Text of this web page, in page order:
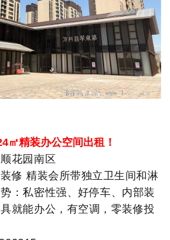
㎡精装办公空间出租！
花园南区
修 精装会所带独立卫生间和淋
：私密性强、好停车、内部装
就能办公，有空调，零装修投